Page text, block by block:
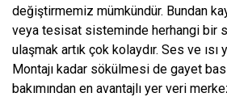
değiştirmemiz mümkündür. Bundan
veya tesisat sisteminde herhangi bir
ulaşmak artık çok kolaydır. Ses ve ısı
Montajı kadar sökülmesi de gayet
bakımından en avantajlı yer veri